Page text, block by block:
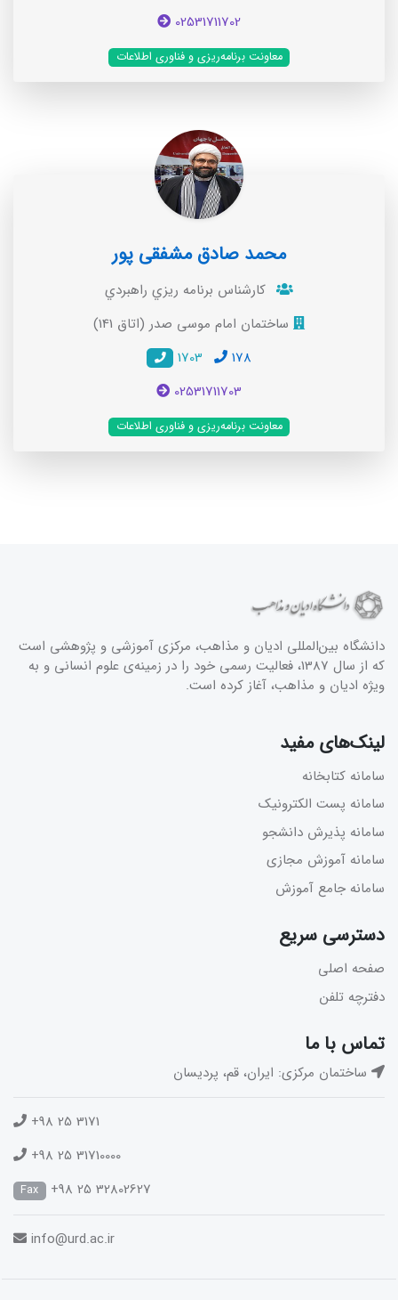
02531711702
معاونت برنامه‌ریزی و فناوری اطلاعات
محمد صادق مشفقی پور
کارشناس برنامه ريزي راهبردي
ساختمان امام موسی صدر (اتاق 141)
178
1703
02531711703
معاونت برنامه‌ریزی و فناوری اطلاعات
دانشگاه بین‌المللی ادیان و مذاهب، مرکزی آموزشی و پژوهشی است
که از سال 1387، فعالیت رسمی خود را در زمینه‌ی علوم انسانی و به
ویژه ادیان و مذاهب، آغاز کرده است.
لینک‌های مفید
سامانه کتابخانه
سامانه پست الکترونیک
سامانه پذیرش دانشجو
سامانه آموزش مجازی
سامانه جامع آموزش
دسترسی سریع
صفحه اصلی
دفترچه تلفن
تماس با ما
ساختمان مرکزی: ایران، قم، پردیسان
+98 25 3171
+98 25 31710000
Fax +98 25 32802627
info@urd.ac.ir